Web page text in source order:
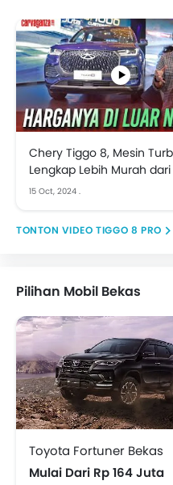
Chery Tiggo 8, Mesin
Lengkap Lebih Murah
dan Xpander Cross
15 Oct, 2024 .
VIDEO TIGGO 8 PRO
Pilihan Mobil Bekas
Toyota Fortuner Bekas
Mulai Dari Rp 164 Juta